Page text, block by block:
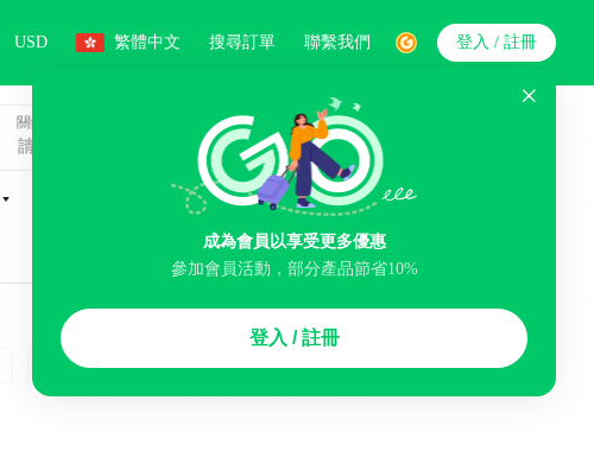
USD 繁體中文 搜尋訂單 聯繫我們
成為會員以享受更多優惠
參加會員活動，部分產品節省10%
登入 / 註冊
登入 / 註冊
關鍵字
搜索
行李寄存服務 免費取消 民宿 泊車場